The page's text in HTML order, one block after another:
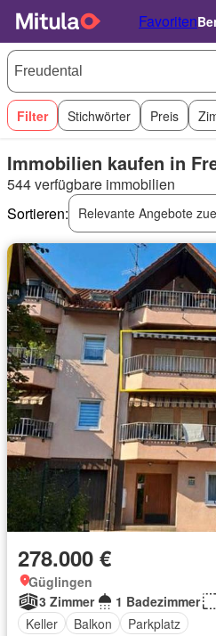
Favoriten
Filter Stichwörter Preis
Immobilien kaufen in
544 verfügbare immobilien
Sortieren:
Relevante Angebote
278.000 €
Güglingen
3 Zimmer
1 Badezimmer
Keller
Balkon Parkplatz